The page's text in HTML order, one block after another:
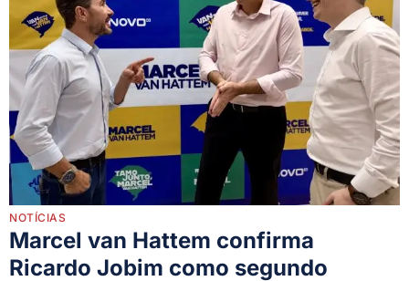
NOTÍCIAS
Marcel van Hattem confirma
Ricardo Jobim como segundo